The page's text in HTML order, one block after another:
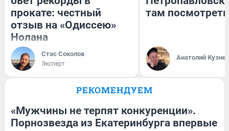
прокате: честный
отзыв на «Одиссею»
Нолана
Стас Соколов
Эксперт
там посмотреть
Анатолий
РЕКОМЕНДУЕМ
«Мужчины не терпят конкуренции».
Порнозвезда из Екатеринбурга впервые